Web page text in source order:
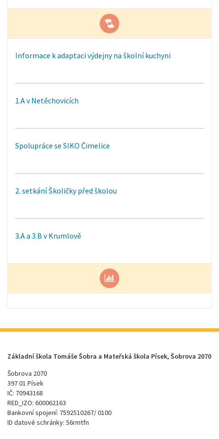
Informace k adaptaci výdejny na školní kuchyni
1.A v Netěchovicích
Spolupráce se SIKO Čimelice
2. setkání Školičky před školou
3.A a 3.B v Krumlově
Základní škola Tomáše Šobra a Mateřská škola Písek, Šobrova 2070
Šobrova 2070
397 01 Písek
IČ: 70943168
RED_IZO: 600062163
Bankovní spojení: 7592510267/ 0100
ID datové schránky: 56rmtfn